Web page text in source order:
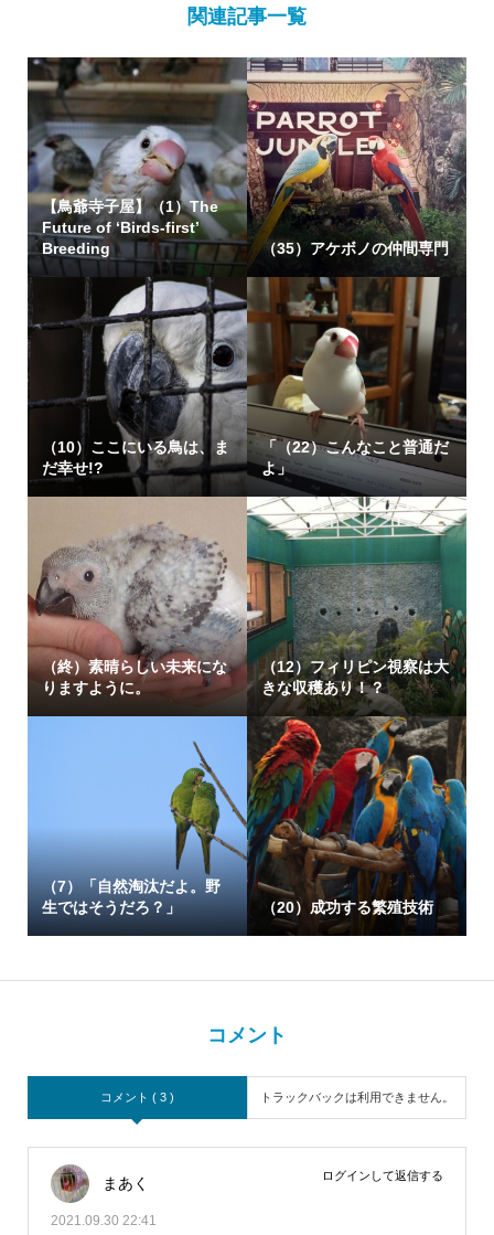
関連記事一覧
【鳥爺寺子屋】（1）The
Future of ‘Birds-first’
Breeding
（35）アケボノの仲間専門
（10）ここにいる鳥は、ま
だ幸せ!?
「（22）こんなこと普通だ
よ」
（終）素晴らしい未来にな
りますように。
（12）フィリピン視察は大
きな収穫あり！？
（7）「自然淘汰だよ。野
生ではそうだろ？」
（20）成功する繁殖技術
コメント
コメント ( 3 ) トラックバックは利用できません。
まあく
2021.09.30 22:41
ログインして返信する